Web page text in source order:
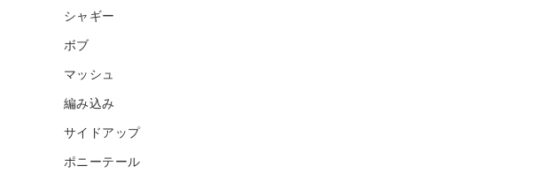
シャギー
ボブ
マッシュ
編み込み
サイドアップ
ポニーテール